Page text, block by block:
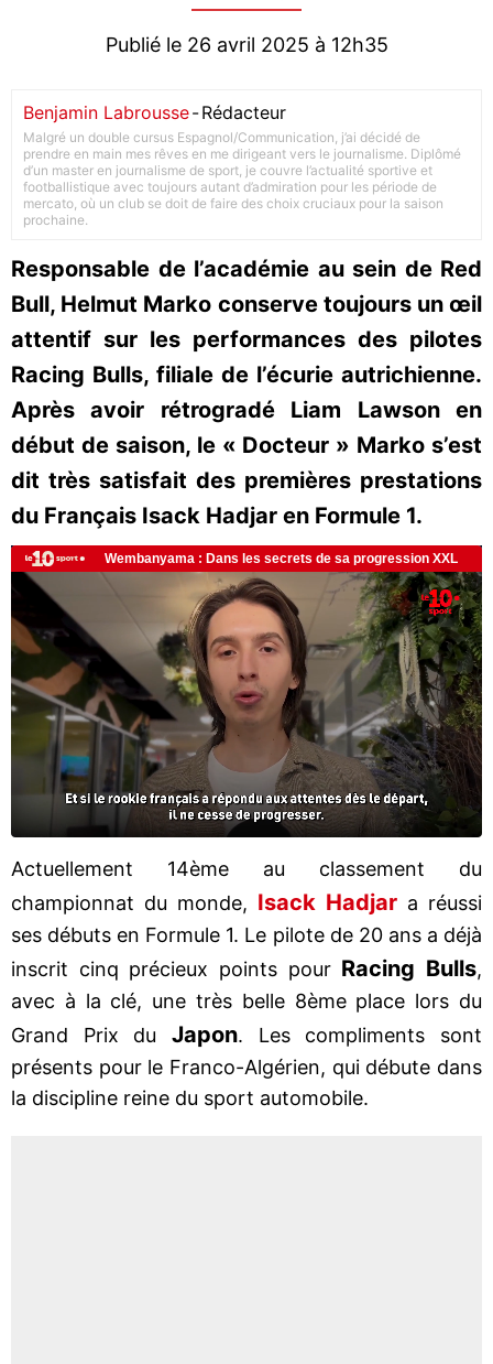
Publié le 26 avril 2025 à 12h35
Benjamin Labrousse-Rédacteur
Malgré un double cursus Espagnol/Communication, j’ai décidé de
prendre en main mes rêves en me dirigeant vers le journalisme. Diplômé
d’un master en journalisme de sport, je couvre l’actualité sportive et
footballistique avec toujours autant d’admiration pour les période de
mercato, où un club se doit de faire des choix cruciaux pour la saison
prochaine.
Responsable de l’académie au sein de Red
Bull, Helmut Marko conserve toujours un œil
attentif sur les performances des pilotes
Racing Bulls, filiale de l’écurie autrichienne.
Après avoir rétrogradé Liam Lawson en
début de saison, le « Docteur » Marko s’est
dit très satisfait des premières prestations
du Français Isack Hadjar en Formule 1.
Actuellement 14ème au classement du
championnat du monde, Isack Hadjar a réussi
ses débuts en Formule 1. Le pilote de 20 ans a déjà
inscrit cinq précieux points pour Racing Bulls,
avec à la clé, une très belle 8ème place lors du
Grand Prix du Japon. Les compliments sont
présents pour le Franco-Algérien, qui débute dans
la discipline reine du sport automobile.